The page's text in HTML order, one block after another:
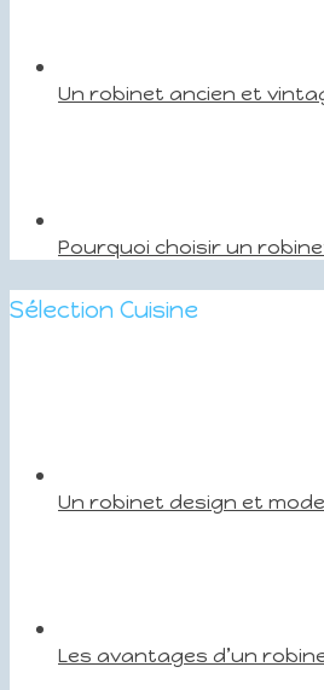
Un robinet ancien et
Pourquoi choisir un
Sélection Cuisine
Un robinet design et
Les avantages d’un